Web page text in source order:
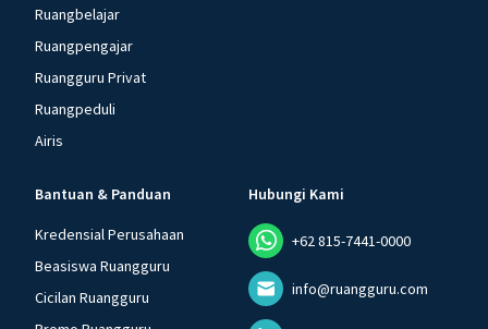
Ruangbelajar
Ruangpengajar
Ruangguru Privat
Ruangpeduli
Airis
Bantuan & Panduan
Kredensial Perusahaan
Beasiswa Ruangguru
Cicilan Ruangguru
Hubungi Kami
+62 815-7441-0000
info@ruangguru.com